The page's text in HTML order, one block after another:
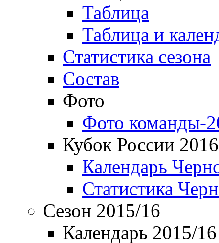
Таблица
Таблица и
Статистика сезона
Состав
Фото
Фото команды-
Кубок России
Календарь
Статистика
Сезон 2015/16
Календарь 2015/16